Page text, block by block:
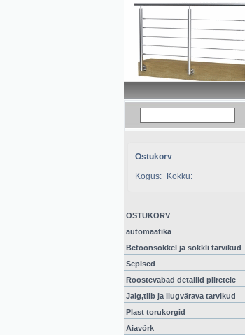
Ostukorv
Kogus:
Kokku:
OSTUKORV
automaatika
Betoonsokkel ja sokkli tarvikud
Sepised
Roostevabad detailid piiretele
Jalg,tiib ja liugvärava tarvikud
Plast torukorgid
Aiavõrk